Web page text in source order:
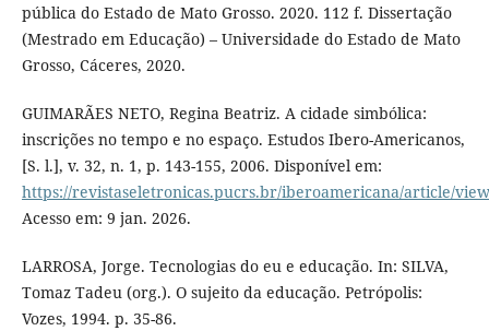
pública do Estado de Mato Grosso. 2020. 112 f. Dissertação
(Mestrado em Educação) – Universidade do Estado de Mato
Grosso, Cáceres, 2020.
GUIMARÃES NETO, Regina Beatriz. A cidade simbólica:
inscrições no tempo e no espaço. Estudos Ibero-Americanos,
[S. l.], v. 32, n. 1, p. 143-155, 2006. Disponível em:
https://revistaseletronicas.pucrs.br/iberoamericana/article/
Acesso em: 9 jan. 2026.
LARROSA, Jorge. Tecnologias do eu e educação. In: SILVA,
Tomaz Tadeu (org.). O sujeito da educação. Petrópolis:
Vozes, 1994. p. 35-86.